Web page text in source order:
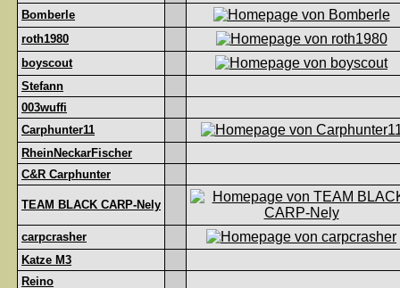
Bomberle
roth1980
boyscout
Stefann
003wuffi
Carphunter11
RheinNeckarFischer
C&R Carphunter
TEAM BLACK CARP-Nely
carpcrasher
Katze M3
Reino